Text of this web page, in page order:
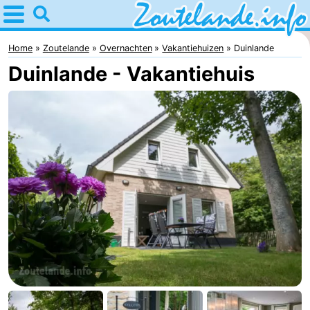
Home
Zoutelande
Tips
kinderen
Webcam
Webcam
Langstraat
Webcam
Strand
Overnachten
Appartementen
Bed
Home Zoutelande Overnachten Vakantiehuizen Duinlande
Duinlande - Vakantiehuis